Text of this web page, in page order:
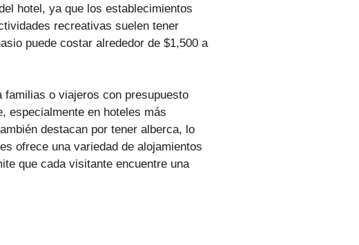
hotel, ya que los establecimientos
recreativas suelen tener
puede costar alrededor de $1,500 a
familias o viajeros con presupuesto
especialmente en hoteles más
destacan por tener alberca, lo
ofrece una variedad de alojamientos
que cada visitante encuentre una